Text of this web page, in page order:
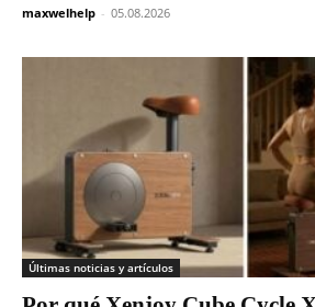
maxwelhelp - 05.08.2026
Últimas noticias y artículos